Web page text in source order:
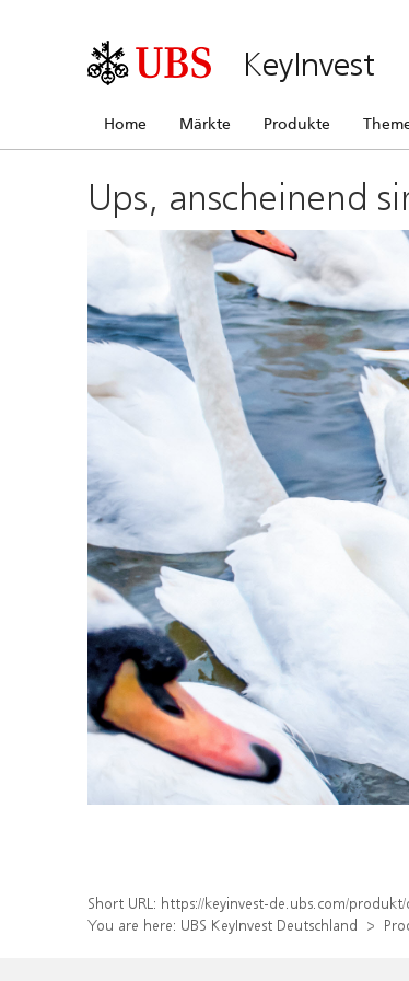
KeyInvest
Home Märkte Produkte
Ups, anscheinend
Short URL: https://keyinvest-de.ubs.com/
You are here: UBS KeyInvest Deutschland